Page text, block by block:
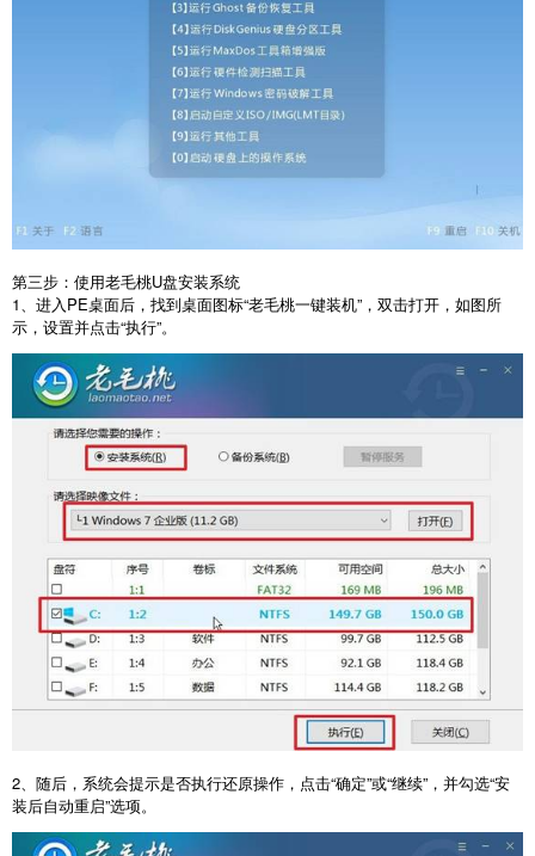
第三步：使用老毛桃U盘安装系统
1、进入PE桌面后，找到桌面图标“老毛桃一键装机”，双击打开，如图所
示，设置并点击“执行”。
2、随后，系统会提示是否执行还原操作，点击“确定”或“继续”，并勾选“安
装后自动重启”选项。